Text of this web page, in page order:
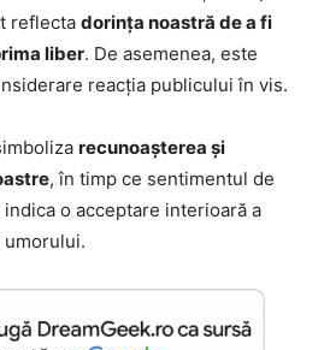
reflecta dorința noastră de a fi
liber. De asemenea, este
reacția publicului în vis.
recunoașterea și
, în timp ce sentimentul de
o acceptare interioară a